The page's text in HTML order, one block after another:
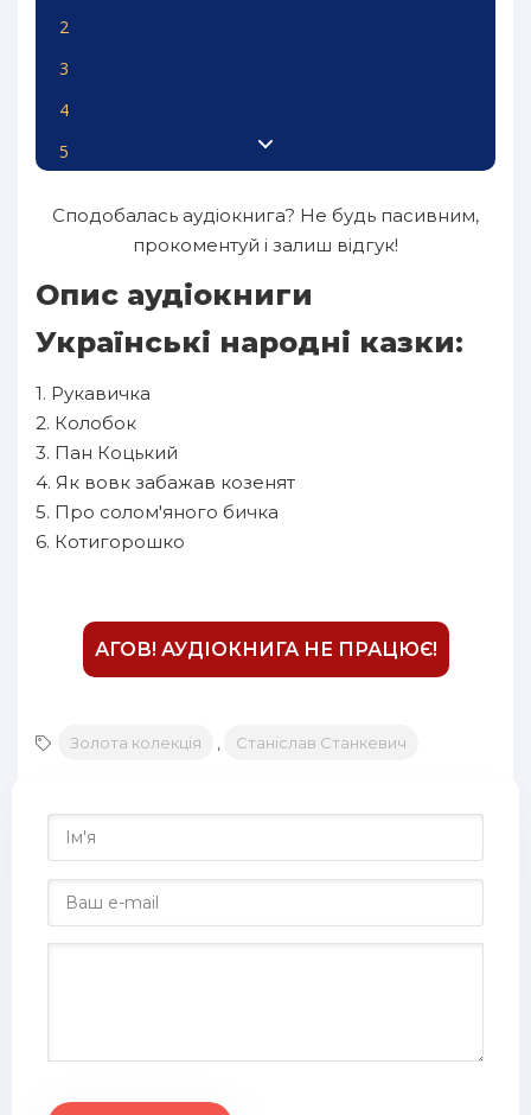
2
3
4
5
Сподобалась аудіокнига? Не будь пасивним,
прокоментуй і залиш відгук!
Опис аудіокниги
Українські народні казки:
1. Рукавичка
2. Колобок
3. Пан Коцький
4. Як вовк забажав козенят
5. Про солом'яного бичка
6. Котигорошко
АГОВ! АУДІОКНИГА НЕ ПРАЦЮЄ!
Золота колекція Станіслав Станкевич